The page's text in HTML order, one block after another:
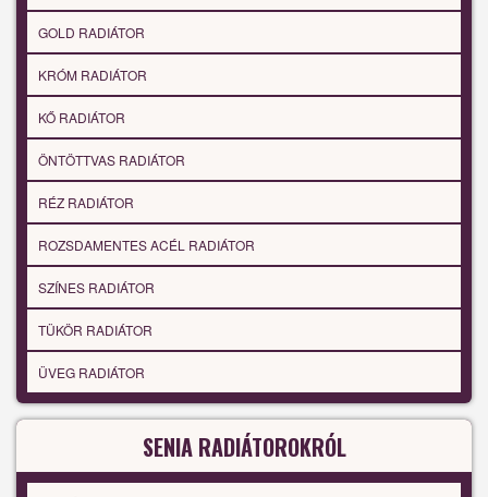
GOLD RADIÁTOR
KRÓM RADIÁTOR
KŐ RADIÁTOR
ÖNTÖTTVAS RADIÁTOR
RÉZ RADIÁTOR
ROZSDAMENTES ACÉL RADIÁTOR
SZÍNES RADIÁTOR
TÜKÖR RADIÁTOR
ÜVEG RADIÁTOR
SENIA RADIÁTOROKRÓL